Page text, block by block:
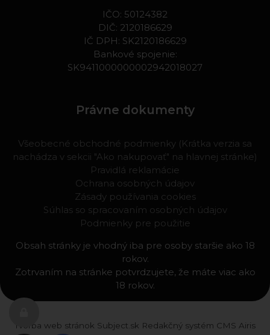
IČO: 50124382
DIČ: 2120186629
IČ DPH: SK2120186629
Bankové spojenie:
SK9411000000002942018027
Právne dokumenty
Všeobecné obchodné podmienky (Krátka verzia sa
nachádza v sekcii "Ako nakupovať" na hlavnej stránke)
Pravidlá reklamácie
Ochrana osobných údajov
Zásady používania cookies
Súhlas so spracovaním osobných údajov
Podmienky pre použitie
Obsah stránky je vhodný iba pre osoby staršie ako 18
rokov.
Zotrvaním na stránke potvrdzujete, že máte viac ako
18 rokov.
Tvorba web stránok Subject.sk Redakčný systém CMS Airis